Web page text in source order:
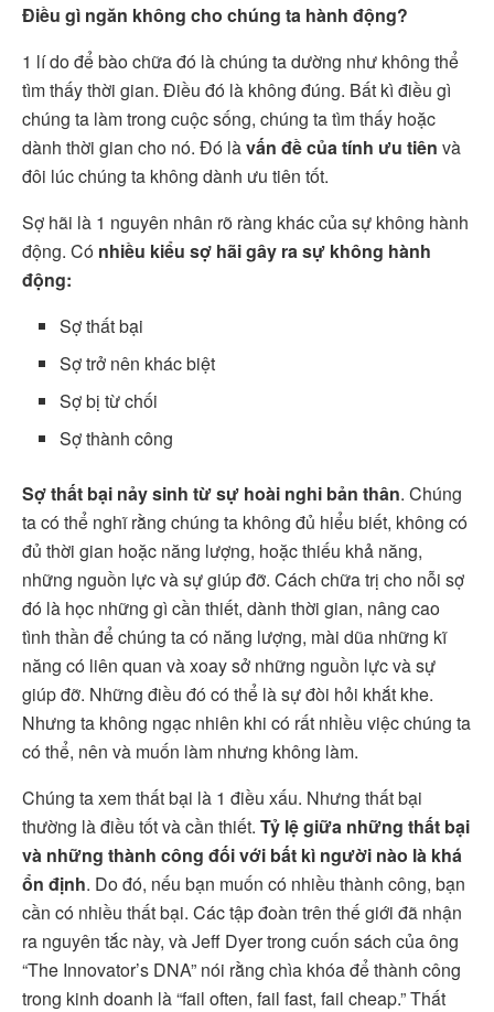
Điều gì ngăn không cho chúng ta hành động?
1 lí do để bào chữa đó là chúng ta dường như không thể
tìm thấy thời gian. Điều đó là không đúng. Bất kì điều gì
chúng ta làm trong cuộc sống, chúng ta tìm thấy hoặc
dành thời gian cho nó. Đó làvấn đề của tính ưu tiên và
đôi lúc chúng ta không dành ưu tiên tốt.
Sợ hãi là 1 nguyên nhân rõ ràng khác của sự không hành
động. Có nhiều kiểu sợ hãi gây ra sự không hành
động:
Sợ thất bại
Sợ trở nên khác biệt
Sợ bị từ chối
Sợ thành công
Sợ thất bại nảy sinh từ sự hoài nghi bản thân. Chúng
ta có thể nghĩ rằng chúng ta không đủ hiểu biết, không có
đủ thời gian hoặc năng lượng, hoặc thiếu khả năng,
những nguồn lực và sự giúp đỡ. Cách chữa trị cho nỗi sợ
đó là học những gì cần thiết, dành thời gian, nâng cao
tình thần để chúng ta có năng lượng, mài dũa những kĩ
năng có liên quan và xoay sở những nguồn lực và sự
giúp đỡ. Những điều đó có thể là sự đòi hỏi khắt khe.
Nhưng ta không ngạc nhiên khi có rất nhiều việc chúng ta
có thể, nên và muốn làm nhưng không làm.
Chúng ta xem thất bại là 1 điều xấu. Nhưng thất bại
thường là điều tốt và cần thiết. Tỷ lệ giữa những thất bại
và những thành công đối với bất kì người nào là khá
ổn định. Do đó, nếu bạn muốn có nhiều thành công, bạn
cần có nhiều thất bại. Các tập đoàn trên thế giới đã nhận
ra nguyên tắc này, và Jeff Dyer trong cuốn sách của ông
“The Innovator’s DNA” nói rằng chìa khóa để thành công
trong kinh doanh là “fail often, fail fast, fail cheap.” Thất